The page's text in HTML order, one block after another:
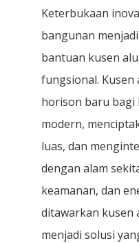
Keterbukaan
bangunan
bantuan kusen
fungsional. Kusen
horison baru
modern,
luas, dan
dengan alam
keamanan, dan
ditawarkan kusen
menjadi solusi